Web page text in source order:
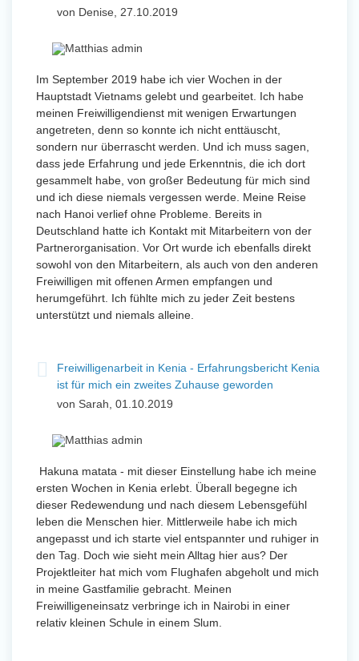
von Denise, 27.10.2019
Im September 2019 habe ich vier Wochen in der
Hauptstadt Vietnams gelebt und gearbeitet. Ich habe
meinen Freiwilligendienst mit wenigen Erwartungen
angetreten, denn so konnte ich nicht enttäuscht,
sondern nur überrascht werden. Und ich muss sagen,
dass jede Erfahrung und jede Erkenntnis, die ich dort
gesammelt habe, von großer Bedeutung für mich sind
und ich diese niemals vergessen werde. Meine Reise
nach Hanoi verlief ohne Probleme. Bereits in
Deutschland hatte ich Kontakt mit Mitarbeitern von der
Partnerorganisation. Vor Ort wurde ich ebenfalls direkt
sowohl von den Mitarbeitern, als auch von den anderen
Freiwilligen mit offenen Armen empfangen und
herumgeführt. Ich fühlte mich zu jeder Zeit bestens
unterstützt und niemals alleine.
Freiwilligenarbeit in Kenia - Erfahrungsbericht Kenia
ist für mich ein zweites Zuhause geworden
von Sarah, 01.10.2019
Hakuna matata - mit dieser Einstellung habe ich meine
ersten Wochen in Kenia erlebt. Überall begegne ich
dieser Redewendung und nach diesem Lebensgefühl
leben die Menschen hier. Mittlerweile habe ich mich
angepasst und ich starte viel entspannter und ruhiger in
den Tag. Doch wie sieht mein Alltag hier aus? Der
Projektleiter hat mich vom Flughafen abgeholt und mich
in meine Gastfamilie gebracht. Meinen
Freiwilligeneinsatz verbringe ich in Nairobi in einer
relativ kleinen Schule in einem Slum.